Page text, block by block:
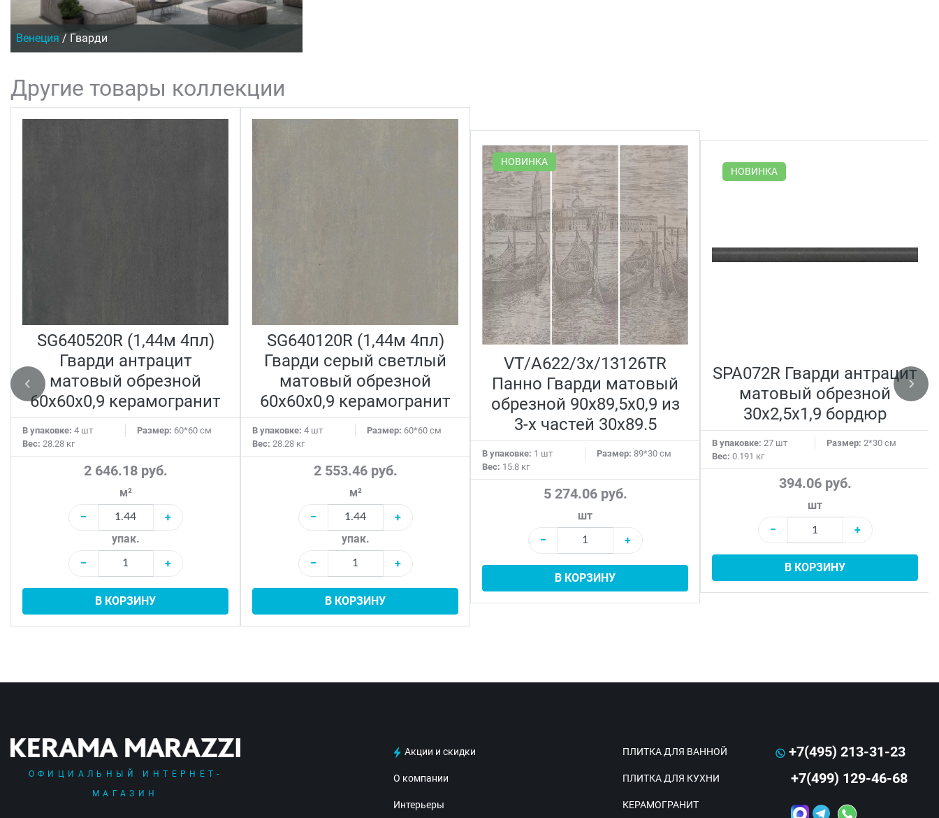
Венеция / Гварди
Другие товары коллекции
SG640520R (1,44м 4пл)
Гварди антрацит
матовый обрезной
60x60x0,9 керамогранит
В упаковке: 4 шт Размер: 60*60 см
Вес: 28.28 кг
2 646.18 руб.
м²
−
+
упак.
−
+
В КОРЗИНУ
SG640120R (1,44м 4пл)
Гварди серый светлый
матовый обрезной
60x60x0,9 керамогранит
В упаковке: 4 шт Размер: 60*60 см
Вес: 28.28 кг
2 553.46 руб.
м²
−
+
упак.
−
+
В КОРЗИНУ
НОВИНКА
VT/A622/3x/13126TR
Панно Гварди матовый
обрезной 90х89,5x0,9 из
3-х частей 30x89.5
В упаковке: 1 шт Размер: 89*30 см
Вес: 15.8 кг
5 274.06 руб.
шт
−
+
В КОРЗИНУ
НОВИНКА
SPA072R Гварди антрацит
матовый обрезной
30x2,5x1,9 бордюр
В упаковке: 27 шт Размер: 2*30 см
Вес: 0.191 кг
394.06 руб.
шт
−
+
В КОРЗИНУ
ОФИЦИАЛЬНЫЙ ИНТЕРНЕТ-
МАГАЗИН
Акции и скидки
О компании
Интерьеры
ПЛИТКА ДЛЯ ВАННОЙ
ПЛИТКА ДЛЯ КУХНИ
КЕРАМОГРАНИТ
+7(495) 213-31-23
+7(499) 129-46-68